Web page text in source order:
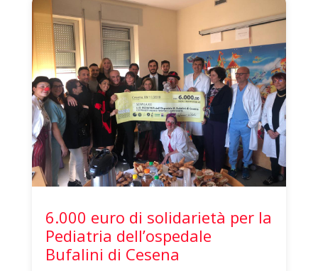
6.000 euro di solidarietà per la
Pediatria dell’ospedale
Bufalini di Cesena